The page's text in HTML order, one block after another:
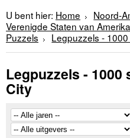
U bent hier: Home
Noord-
Verenigde Staten van Amerika
Puzzels
Legpuzzels -
Legpuzzels - 1000
City